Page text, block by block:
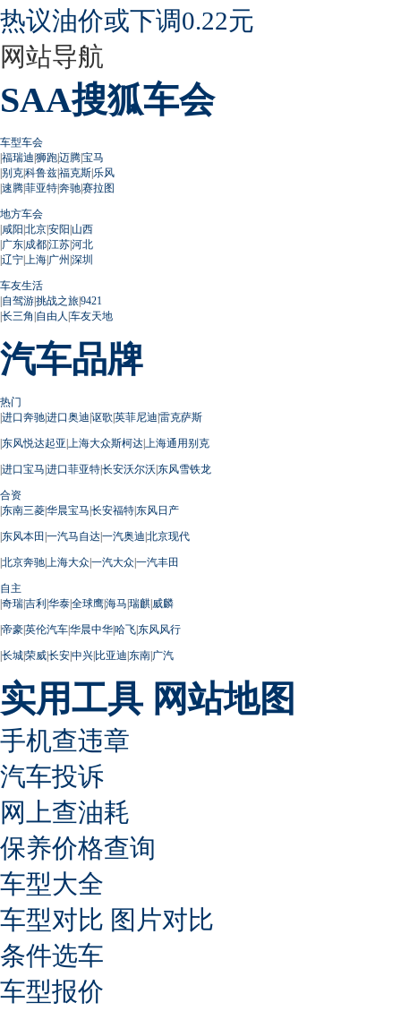
热议油价或下调0.22元
网站导航
SAA搜狐车会
车型车会
|福瑞迪|狮跑|迈腾|宝马
|别克|科鲁兹|福克斯|乐风
|速腾|菲亚特|奔驰|赛拉图
地方车会
|咸阳|北京|安阳|山西
|广东|成都|江苏|河北
|辽宁| 上海|广州 |深圳
车友生活
|自驾游|挑战之旅|9421
|长三角 |自由人 |车友天地
汽车品牌
热门
|进口奔驰|进口奥迪|讴歌|英菲尼迪|雷克萨斯
|东风悦达起亚| 上海大众斯柯达| 上海通用别克
|进口宝马|进口菲亚特|长安沃尔沃|东风雪铁龙
合资
|东南三菱|华晨宝马|长安福特|东风日产
|东风本田 |一汽马自达|一汽奥迪|北京现代
|北京奔驰| 上海大众|一汽大众|一汽丰田
自主
|奇瑞|吉利|华泰|全球鹰|海马|瑞麒|威麟
|帝豪|英伦汽车|华晨中华|哈飞|东风风行
|长城|荣威|长安|中兴|比亚迪|东南|广汽
实用工具 网站地图
手机查违章
汽车投诉
网上查油耗
保养价格查询
车型大全
车型对比 图片对比
条件选车
车型报价